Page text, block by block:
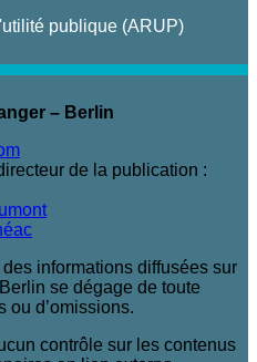
publique (ARUP)
– Berlin
de la publication :
informations diffusées sur
se dégage de toute
ou d’omissions.
contrôle sur les contenus